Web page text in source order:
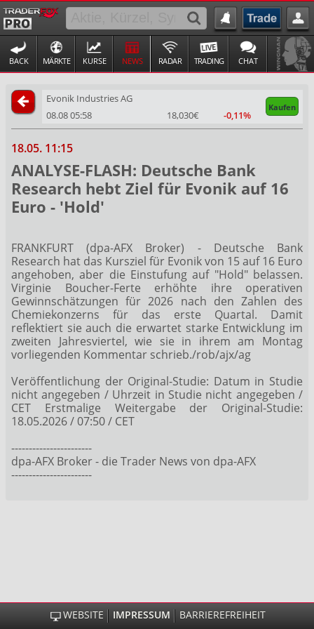
BACK MÄRKTE KURSE NEWS RADAR TRADING CHAT
Evonik Industries AG
Kaufen
08.08 05:58 18,030€ -0,11%
18.05. 11:15
ANALYSE-FLASH: Deutsche Bank
Research hebt Ziel für Evonik auf 16
Euro - 'Hold'
FRANKFURT (dpa-AFX Broker) - Deutsche Bank
Research hat das Kursziel für Evonikvon 15 auf 16 Euro
angehoben, aber die Einstufung auf "Hold" belassen.
Virginie Boucher-Ferte erhöhte ihre operativen
Gewinnschätzungen für 2026 nach den Zahlen des
Chemiekonzerns für das erste Quartal. Damit
reflektiert sie auch die erwartet starke Entwicklung im
zweiten Jahresviertel, wie sie in ihrem am Montag
vorliegenden Kommentar schrieb./rob/ajx/ag
Veröffentlichung der Original-Studie: Datum in Studie
nicht angegeben / Uhrzeit in Studie nicht angegeben /
CET Erstmalige Weitergabe der Original-Studie:
18.05.2026 / 07:50 / CET
-----------------------
dpa-AFX Broker - die Trader News von dpa-AFX
-----------------------
WEBSITE IMPRESSUM BARRIEREFREIHEIT